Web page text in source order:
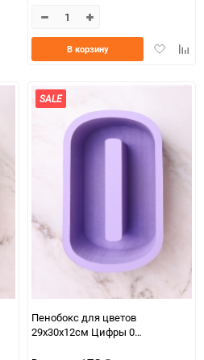
Добавить
В корзину
SALE
Пенобокс для цветов
29х30х12см Цифры 0